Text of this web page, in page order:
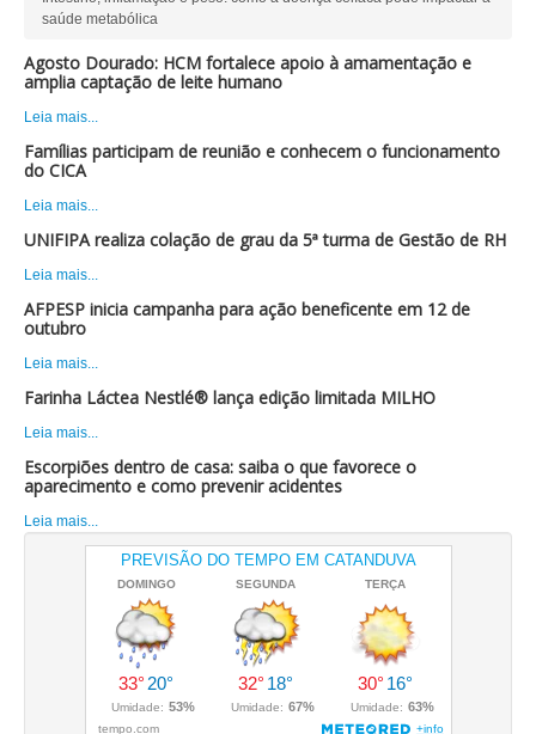
saúde metabólica
Agosto Dourado: HCM fortalece apoio à amamentação e
amplia captação de leite humano
Leia mais...
Famílias participam de reunião e conhecem o funcionamento
do CICA
Leia mais...
UNIFIPA realiza colação de grau da 5ª turma de Gestão de RH
Leia mais...
AFPESP inicia campanha para ação beneficente em 12 de
outubro
Leia mais...
Farinha Láctea Nestlé® lança edição limitada MILHO
Leia mais...
Escorpiões dentro de casa: saiba o que favorece o
aparecimento e como prevenir acidentes
Leia mais...